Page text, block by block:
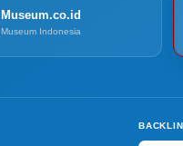
Museum.co.id
Museum Indonesia